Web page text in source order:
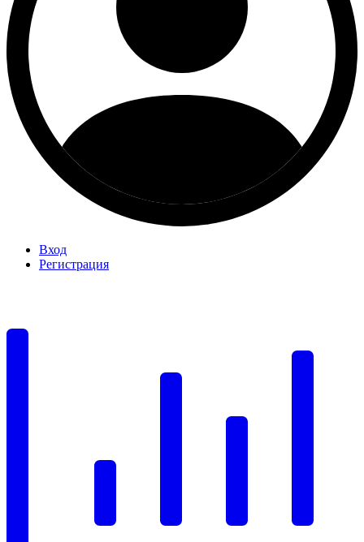
Вход
Регистрация